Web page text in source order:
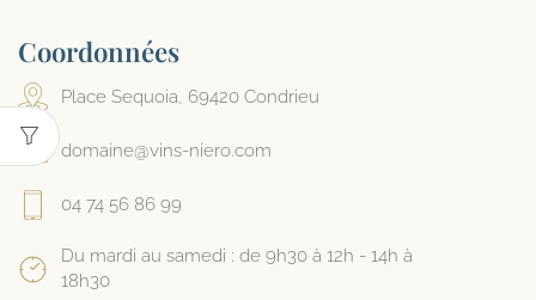
Coordonnées
Place Sequoia, 69420 Condrieu
domaine@vins-niero.com
04 74 56 86 99
Du mardi au samedi : de 9h30 à 12h - 14h à
18h30